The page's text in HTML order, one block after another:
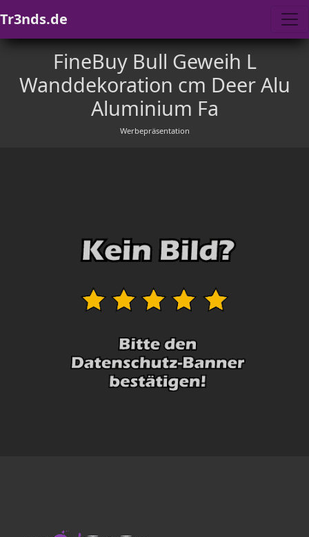
Tr3nds.de
FineBuy Bull Geweih L
Wanddekoration cm Deer Alu
Aluminium Fa
Werbepräsentation